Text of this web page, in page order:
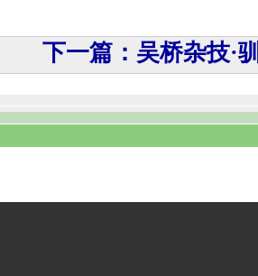
下一篇：吴桥杂技·